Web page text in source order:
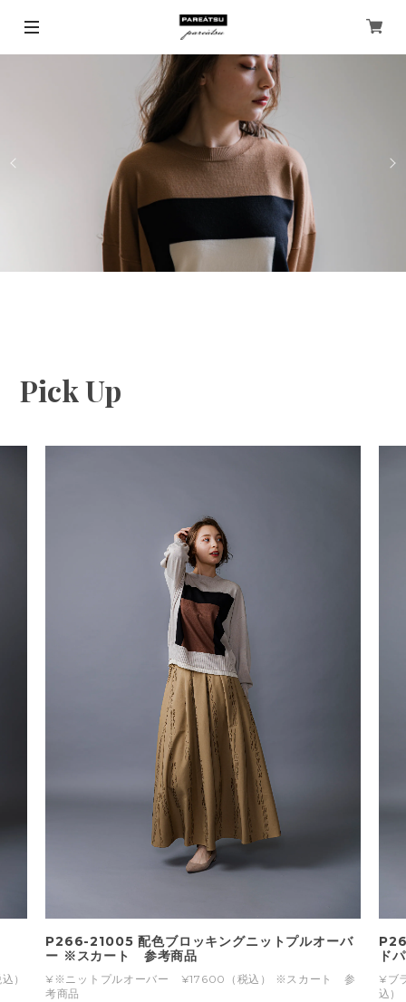
Pick Up
）
P266-21005 配色ブロッキングニットプルオーバ
ー ※スカート 参考商品
¥※ニットプルオーバー ¥17600（税込） ※スカート 参
考商品
ド
¥ブ
込)